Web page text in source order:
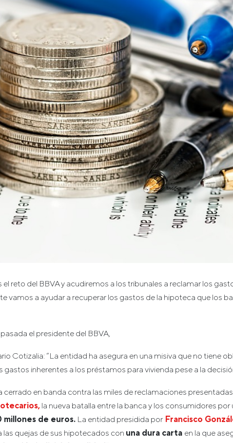
reto del BBVA y acudiremos a los tribunales a reclamar los
vamos a ayudar a recuperar los gastos de la hipoteca que los
el presidente del BBVA,
Cotizalia: “La entidad ha asegura en una misiva que no tiene
gastos inherentes a los préstamos para vivienda pese a la
cerrado en banda contra las miles de reclamaciones
la nueva batalla entre la banca y los consumidores
millones de euros. La entidad presidida por Francisco
las quejas de sus hipotecados con una dura carta en la que